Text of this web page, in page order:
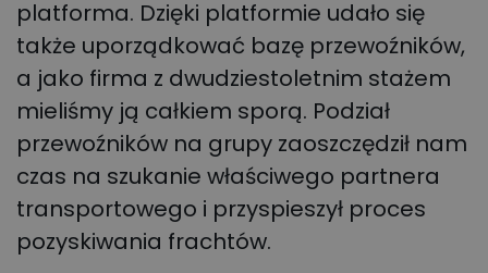
platforma. Dzięki platformie udało się
także uporządkować bazę przewoźników,
a jako firma z dwudziestoletnim stażem
mieliśmy ją całkiem sporą. Podział
przewoźników na grupy zaoszczędził nam
czas na szukanie właściwego partnera
transportowego i przyspieszył proces
pozyskiwania frachtów.